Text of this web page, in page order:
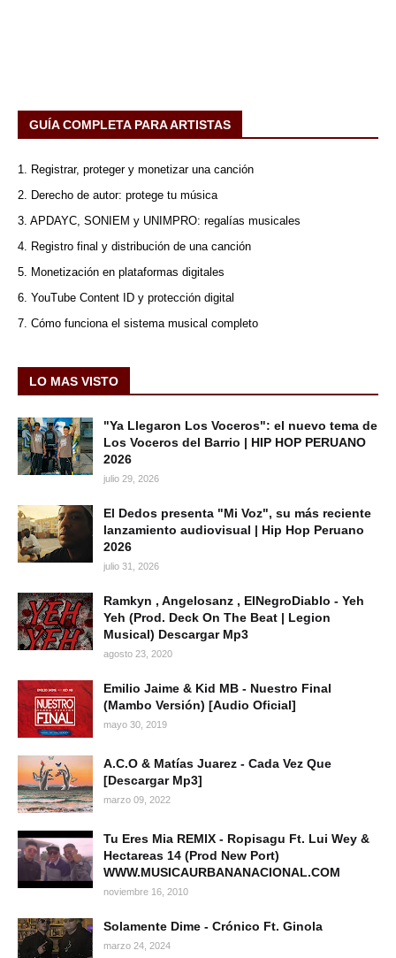
GUÍA COMPLETA PARA ARTISTAS
1. Registrar, proteger y monetizar una canción
2. Derecho de autor: protege tu música
3. APDAYC, SONIEM y UNIMPRO: regalías musicales
4. Registro final y distribución de una canción
5. Monetización en plataformas digitales
6. YouTube Content ID y protección digital
7. Cómo funciona el sistema musical completo
LO MAS VISTO
"Ya Llegaron Los Voceros": el nuevo tema de
Los Voceros del Barrio | HIP HOP PERUANO
2026
julio 29, 2026
El Dedos presenta "Mi Voz", su más reciente
lanzamiento audiovisual | Hip Hop Peruano
2026
julio 31, 2026
Ramkyn , Angelosanz , ElNegroDiablo - Yeh
Yeh (Prod. Deck On The Beat | Legion
Musical) Descargar Mp3
agosto 23, 2020
Emilio Jaime & Kid MB - Nuestro Final
(Mambo Versión) [Audio Oficial]
mayo 30, 2019
A.C.O & Matías Juarez - Cada Vez Que
[Descargar Mp3]
marzo 09, 2022
Tu Eres Mia REMIX - Ropisagu Ft. Lui Wey &
Hectareas 14 (Prod New Port)
WWW.MUSICAURBANANACIONAL.COM
noviembre 16, 2010
Solamente Dime - Crónico Ft. Ginola
marzo 24, 2024